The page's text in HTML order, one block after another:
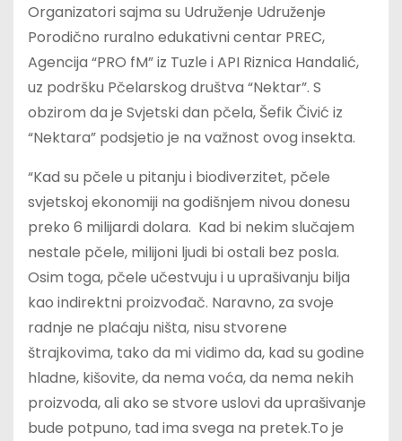
Organizatori sajma su Udruženje Udruženje
Porodično ruralno edukativni centar PREC,
Agencija “PRO fM” iz Tuzle i API Riznica Handalić,
uz podršku Pčelarskog društva “Nektar”. S
obzirom da je Svjetski dan pčela, Šefik Čivić iz
“Nektara” podsjetio je na važnost ovog insekta.
“Kad su pčele u pitanju i biodiverzitet, pčele
svjetskoj ekonomiji na godišnjem nivou donesu
preko 6 milijardi dolara. Kad bi nekim slučajem
nestale pčele, milijoni ljudi bi ostali bez posla.
Osim toga, pčele učestvuju i u uprašivanju bilja
kao indirektni proizvođač. Naravno, za svoje
radnje ne plaćaju ništa, nisu stvorene
štrajkovima, tako da mi vidimo da, kad su godine
hladne, kišovite, da nema voća, da nema nekih
proizvoda, ali ako se stvore uslovi da uprašivanje
bude potpuno, tad ima svega na pretek.To je